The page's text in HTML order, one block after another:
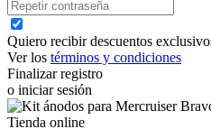
Quiero recibir descuentos
Ver los términos y condiciones
Finalizar registro
o iniciar sesión